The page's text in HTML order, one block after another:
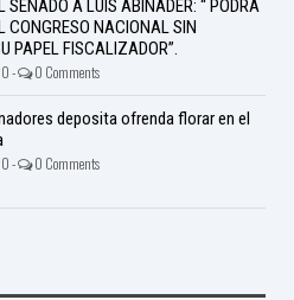
SENADO A LUÍS ABINADER: “ PODRÁ
CONGRESO NACIONAL SIN
PAPEL FISCALIZADOR”.
- 0 Comments
deposita ofrenda florar en el
- 0 Comments